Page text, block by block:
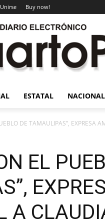
Buy now!
ESTATAL NACIONAL
DE TAMAULIPAS”, EXPRESA
EL
A